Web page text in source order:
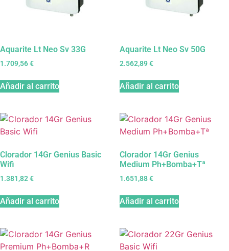
Aquarite Lt Neo Sv 33G
1.709,56€
Añadir al carrito
Aquarite Lt Neo Sv 50G
2.562,89€
Añadir al carrito
Clorador 14Gr Genius Basic
Wifi
1.381,82€
Añadir al carrito
Clorador 14Gr Genius
Medium Ph+Bomba+Tª
1.651,88€
Añadir al carrito